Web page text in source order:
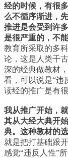
经的时候，有很
么不循序渐进，
推进是会受到许
是很严重的，不
教育所采取的多
论，这是人类千
深的经典做教材
看，可以说是“违
读经的推广是有
我从推广开始，
其从大经大典开
典。这种教材的
就是把打基础跟
感觉“违反人性”